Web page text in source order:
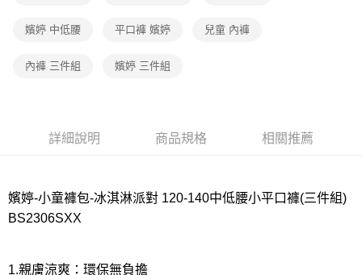
付款後7-11取貨
每筆NT$80，滿NT$1,000(含以上)免運費
付款後門市自取
每筆NT$80，滿NT$1,000(含以上)免運費
嬪婷 中低腰 平口褲 嬪婷 兒童 內褲
內褲 三件組 嬪婷 三件組
詳細說明 商品規格 相關推薦
嬪婷-小童褲包-冰淇淋派對 120-140中低腰小平口褲(三件組)
BS2306SXX
1.親膚涼爽：環保無負擔